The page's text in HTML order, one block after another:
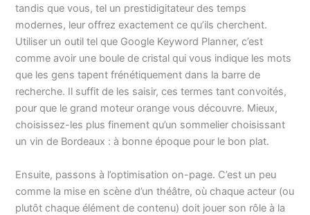
tandis que vous, tel un prestidigitateur des temps
modernes, leur offrez exactement ce qu’ils cherchent.
Utiliser un outil tel que Google Keyword Planner, c’est
comme avoir une boule de cristal qui vous indique les mots
que les gens tapent frénétiquement dans la barre de
recherche. Il suffit de les saisir, ces termes tant convoités,
pour que le grand moteur orange vous découvre. Mieux,
choisissez-les plus finement qu’un sommelier choisissant
un vin de Bordeaux : à bonne époque pour le bon plat.
Ensuite, passons à l’optimisation on-page. C’est un peu
comme la mise en scène d’un théâtre, où chaque acteur (ou
plutôt chaque élément de contenu) doit jouer son rôle à la